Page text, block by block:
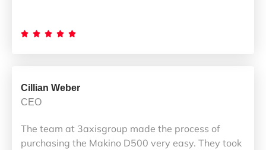
    
Cillian Weber
CEO
The team at 3axisgroup made the process of
purchasing the Makino D500 very easy. They took